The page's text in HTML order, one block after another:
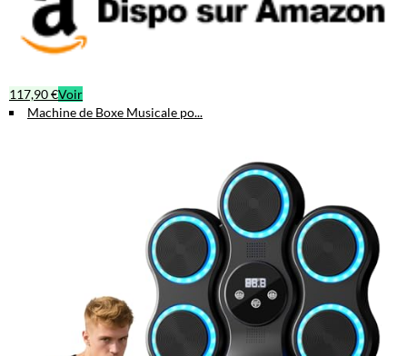
117,90 €Voir
Machine de Boxe Musicale po...